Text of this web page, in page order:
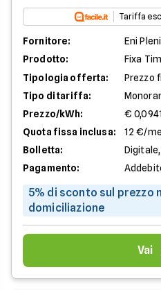
Tariffa
Fornitore:
Eni
Prodotto:
Fixa
Tipologia offerta:
Prezzo
Tipo di tariffa:
Prezzo/kWh:
€ 0,0941
Quota fissa inclusa:
12 €/
Bolletta:
Pagamento:
5% di sconto sul prezzo
domiciliazione
Vai